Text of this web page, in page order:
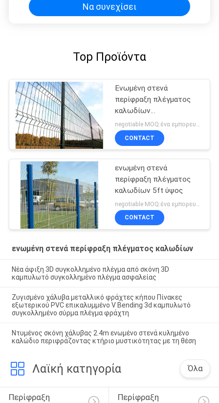
Να συνεχίσει
Top Προϊόντα
Ενωμένη στενά
περίφραξη πλέγματος
καλωδίων
αποσυνθέσεων απόδειξη
CONTACT
ενωμένη στενά
περίφραξη πλέγματος
καλωδίων 5ft ύψος
CONTACT
ενωμένη στενά περίφραξη πλέγματος καλωδίων
Νέα άφιξη 3D συγκολλημένο πλέγμα από σκόνη 3D
καμπυλωτό συγκολλημένο πλέγμα ασφαλείας
Ζυγισμένο χάλυβα μεταλλικό φράχτες κήπου Πίνακες
εξωτερικού PVC επικαλυμμένο V Bending 3d καμπυλωτό
συγκολλημένο σύρμα πλέγμα φράχτη
Ντυμένος σκόνη χάλυβας 2.4m ενωμένο στενά κυλημένο
καλώδιο περιφράζοντας κτήριο μυστικότητας με τη θέση
Λαϊκή κατηγορία Όλα
Περίφραξη
Περίφραξη